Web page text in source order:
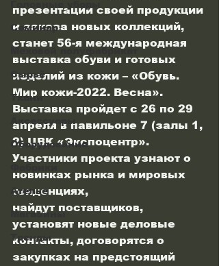
Семинар
Меховой полуфабрикат
Сырьё
Ткани
Оборудование
Ателье
Магазины
Тренды
презентации своей продукции
и заказа новых коллекций,
станет 56-я международная
выставка обуви и готовых
изделий из кожи – «Обувь.
Мир кожи-2022. Весна».
Выставка пройдет с 26 по 29
апреля в павильоне 7 (залы 1,
2) ЦВК «Экспоцентр».
Участники проекта узнают о
новинках рынка и мировых
тенденциях,
найдут поставщиков,
установят новые деловые
контакты, договорятся о
закупках на предстоящий